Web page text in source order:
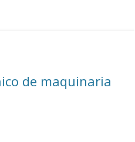
de maquinaria